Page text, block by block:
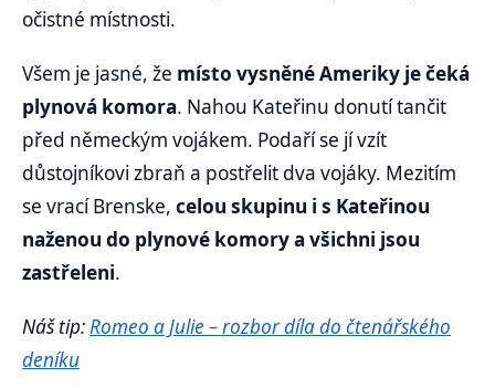
očistné místnosti.
Všem je jasné, že místo vysněné Ameriky je čeká
plynová komora. Nahou Kateřinu donutí tančit
před německým vojákem. Podaří se jí vzít
důstojníkovi zbraň a postřelit dva vojáky. Mezitím
se vrací Brenske, celou skupinu i s Kateřinou
naženou do plynové komory a všichni jsou
zastřeleni.
Náš tip:Romeo a Julie – rozbor díla do čtenářského
deníku